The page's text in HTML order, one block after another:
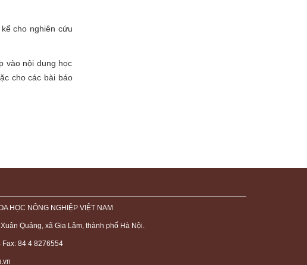
cho nghiên cứu
vào nội dung học
cho các bài báo
HỌC NÔNG NGHIỆP VIỆT NAM
Quảng, xã Gia Lâm, thành phố Hà Nội.
84 4 8276554